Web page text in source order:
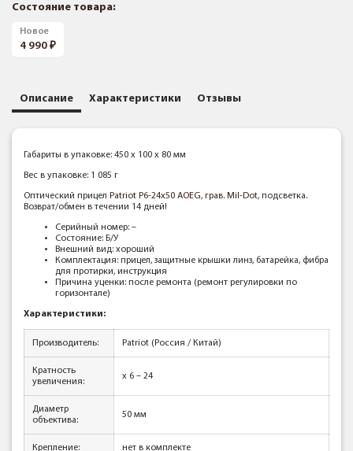
Состояние товара:
Новое
4 990
Описание Характеристики Отзывы
Габариты в упаковке: 450 x 100 x 80 мм
Вес в упаковке: 1 085 г
Оптический прицел Patriot P6-24x50 AOEG, грав. Mil-Dot, подсветка.
Возврат/обмен в течении 14 дней!
Серийный номер: –
Состояние: Б/У
Внешний вид: хороший
Комплектация: прицел, защитные крышки линз, батарейка, фибра
для протирки, инструкция
Причина уценки: после ремонта (ремонт регулировки по
горизонтале)
Характеристики:
Производитель: Patriot (Россия / Китай)
Кратность
увеличения:
x 6 – 24
Диаметр
объектива:
50 мм
Крепление: нет в комплекте